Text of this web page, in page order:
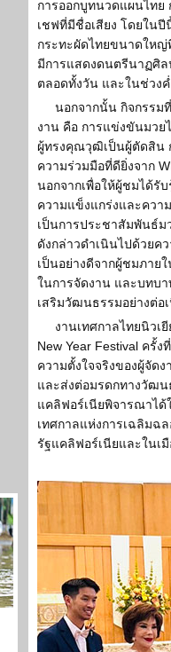
การออกบูทนวดแผนไทย
เชฟที่มีชื่อเสียง โดยใน
กระทะผัดไทยขนาดใหญ่
มีการแสดงดนตรีนาฏศิล
ตลอดทั้งวัน และในช่วง
นอกจากนั้น กิจกรรม
งาน คือ การแข่งขันมวย
ผู้ทรงคุณวุฒิเป็นผู้ตัดสิน
ความร่วมมือที่ดียิ่งจาก
นอกจากเพื่อให้ผู้ชมได้รั
ความแข็งแกร่งและควา
เป็นการประชาสัมพันธ์ม
ดังกล่าวดำเนินไปด้วยค
เป็นอย่างดีจากผู้ชมภาย
ในการจัดงาน และบทบ
เสริมวัฒนธรรมอย่างต่อ
งานเทศกาลไทยนิวเ
New Year Festival ครั้
ความตั้งใจจริงของผู้จัด
และส่งต่อมรดกทางวัฒ
แคลิฟอร์เนียพิจารณาได้
เทศกาลแห่งการเฉลิมฉ
รัฐแคลิฟอร์เนียและในเ